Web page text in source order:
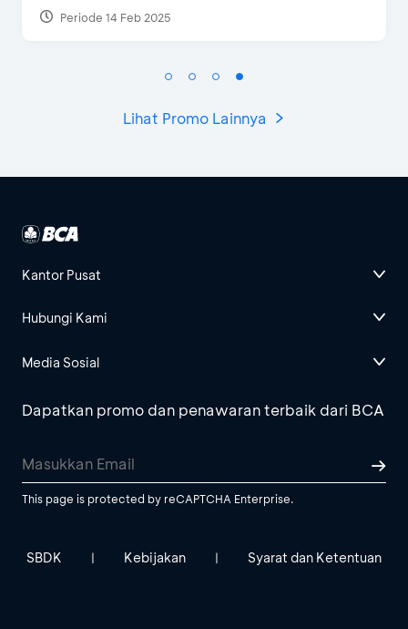
Periode 17 Sep 2023
Lihat Promo Lainnya
Kantor Pusat
Hubungi Kami
Media Sosial
Dapatkan promo dan penawaran terbaik dari BCA
This page is protected by reCAPTCHA Enterprise.
SBDK | Kebijakan | Syarat dan Ketentuan